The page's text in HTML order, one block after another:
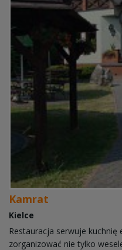
Kamrat
Kielce
Restauracja serwuje
zorganizować nie tylko